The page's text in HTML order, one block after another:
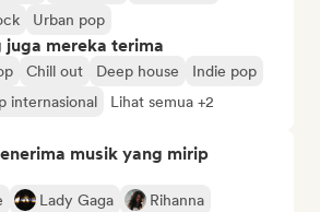
Urban pop
juga mereka terima
Chill out Deep house
Indie pop
internasional Lihat semua +2
musik yang mirip
Lady Gaga
Rihanna